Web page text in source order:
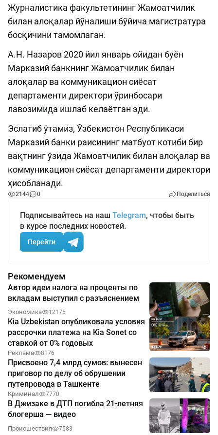
Журналистика факультетининг Жамоатчилик
билан алоқалар йўналиши бўйича магистратура
босқичини тамомлаган.
А.Н. Назаров 2020 йил январь ойидан буён
Марказий банкнинг Жамоатчилик билан
алоқалар ва коммуникацион сиёсат
департаменти директори ўринбосари
лавозимида ишлаб келаётган эди.
Эслатиб ўтамиз, Ўзбекистон Республикаси
Марказий банки раисининг матбуот котиби бир
вақтнинг ўзида Жамоатчилик билан алоқалар ва
коммуникацион сиёсат департаменти директори
ҳисобланади.
2144 0 Поделиться
Подписывайтесь на наш Telegram, чтобы быть
в курсе последних новостей.
Перейти
Рекомендуем
Автор идеи налога на проценты по
вкладам выступил с разъяснением
Экономика 12175
Kia Uzbekistan опубликовала условия
рассрочки платежа на Kia Sonet со
ставкой от 0% годовых
Реклама 8176
Присвоено 7,4 млрд сумов: вынесен
приговор по делу об обрушении
путепровода в Ташкенте
Криминал 7770
В Джизаке в ДТП погибла 21-летняя
блогерша — видео
Происшествия 7583